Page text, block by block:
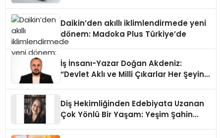
Daikin’den akıllı iklimlendirmede yeni
dönem: Madoka Plus Türkiye’de
İş İnsanı-Yazar Doğan Akdeniz:
“Devlet Aklı ve Milli Çıkarlar Her Şeyin
Diş Hekimliğinden Edebiyata Uzanan
Çok Yönlü Bir Yaşam: Yeşim Şahin